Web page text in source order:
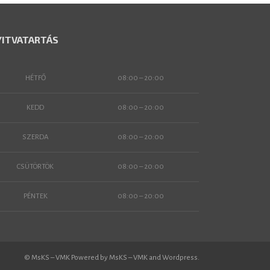
HÉTFŐ 08:00 – 20:00
KEDD 08:00 – 20:00
SZERDA 08:00 – 20:00
CSÜTÖRTÖK 08:00 – 20:00
PÉNTEK 08:00 – 20:00
© MsKS – VMK Powered by MsKS – VMK and Wordpress.